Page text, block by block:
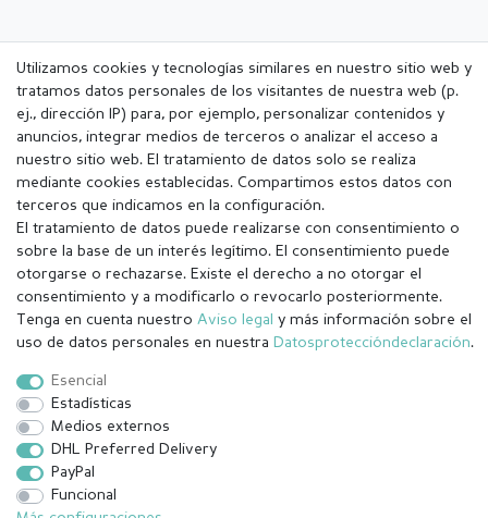
Aviso legal Política de Privacidad
Withdraw from contract here
Utilizamos cookies y tecnologías similares en nuestro sitio web y
tratamos datos personales de los visitantes de nuestra web (p.
ej., dirección IP) para, por ejemplo, personalizar contenidos y
anuncios, integrar medios de terceros o analizar el acceso a
nuestro sitio web. El tratamiento de datos solo se realiza
mediante cookies establecidas. Compartimos estos datos con
terceros que indicamos en la configuración.
El tratamiento de datos puede realizarse con consentimiento o
sobre la base de un interés legítimo. El consentimiento puede
otorgarse o rechazarse. Existe el derecho a no otorgar el
consentimiento y a modificarlo o revocarlo posteriormente.
Tenga en cuenta nuestro Aviso legal y más información sobre el
uso de datos personales en nuestra Datos­protección­declaración.
Esencial
Estadísticas
Medios externos
DHL Preferred Delivery
PayPal
Funcional